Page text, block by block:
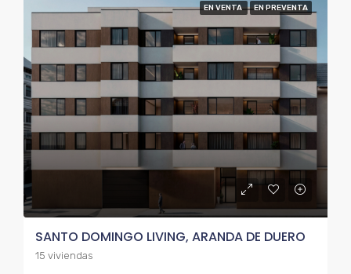
EN VENTA EN PREVENTA
SANTO DOMINGO LIVING, ARANDA DE DUERO
15 viviendas